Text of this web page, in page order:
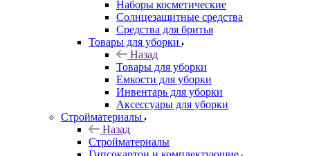
Наборы косметические
Солнцезащитные средства
Средства для бритья
Товары для уборки
Назад
Товары для уборки
Емкости для уборки
Инвентарь для уборки
Аксессуары для уборки
Стройматериалы
Назад
Стройматериалы